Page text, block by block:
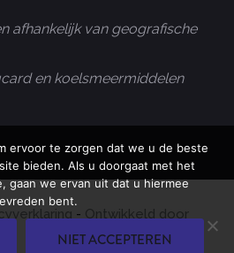
afhankelijk van geografische
en koelsmeermiddelen
- Ontwikkeld door
ervoor te zorgen dat we u de beste
bieden. Als u doorgaat met het
gaan we ervan uit dat u hiermee
bent.
NIET ACCEPTEREN